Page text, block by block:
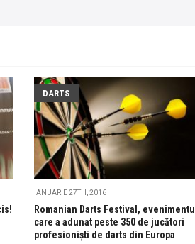
DARTS
IANUARIE 27TH, 2016
Romanian Darts Festival, evenimentul
care a adunat peste 350 de jucători
profesionişti de darts din Europa